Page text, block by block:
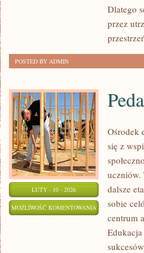
Dlatego
przez
POSTED BY ADMIN
LUTY - 10 - 2026
MOŻLIWOŚĆ KOMENTOWANIA PEDAGOGIKA
METODYKA
Ośrodek
się z
uczniów.
dalsze
sobie
centrum